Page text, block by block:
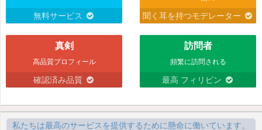
無料サービス 聞く耳を持つモデレーター
真剣
高品質プロフィール
確認済み品質
訪問者
頻繁に訪問される
最高 フィリピン
私たちは最高のサービスを提供するために懸命に働いています。